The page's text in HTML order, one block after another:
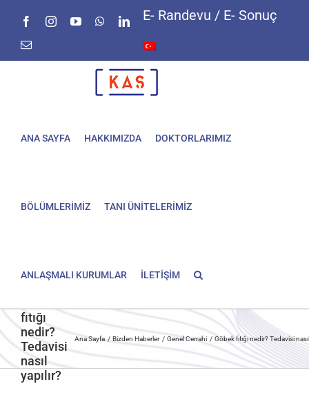
FacebookInstagramYouTubeWhatsAppLinkedIn
E-
E- Randevu / E- Sonuç
ANA SAYFA HAKKIMIZDA DOKTORLARIMIZ
BÖLÜMLERİMİZ TANI ÜNİTELERİMİZ
ANLAŞMALI KURUMLAR İLETİŞİM
fıtığı
nedir?
Tedavisi
nasıl
yapılır?
Ana Sayfa Bizden Haberler Genel Cerrahi Göbek fıtığı nedir? Tedavisi nasıl